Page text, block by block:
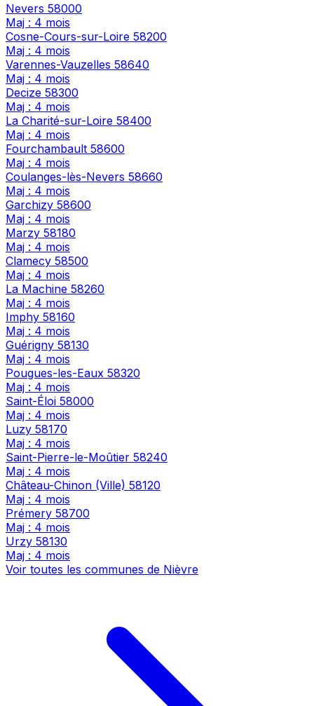
Nevers 58000
Maj : 4 mois
Cosne-Cours-sur-Loire 58200
Maj : 4 mois
Varennes-Vauzelles 58640
Maj : 4 mois
Decize 58300
Maj : 4 mois
La Charité-sur-Loire 58400
Maj : 4 mois
Fourchambault 58600
Maj : 4 mois
Coulanges-lès-Nevers 58660
Maj : 4 mois
Garchizy 58600
Maj : 4 mois
Marzy 58180
Maj : 4 mois
Clamecy 58500
Maj : 4 mois
La Machine 58260
Maj : 4 mois
Imphy 58160
Maj : 4 mois
Guérigny 58130
Maj : 4 mois
Pougues-les-Eaux 58320
Maj : 4 mois
Saint-Éloi 58000
Maj : 4 mois
Luzy 58170
Maj : 4 mois
Saint-Pierre-le-Moûtier 58240
Maj : 4 mois
Château-Chinon (Ville) 58120
Maj : 4 mois
Prémery 58700
Maj : 4 mois
Urzy 58130
Maj : 4 mois
Voir toutes les communes de Nièvre